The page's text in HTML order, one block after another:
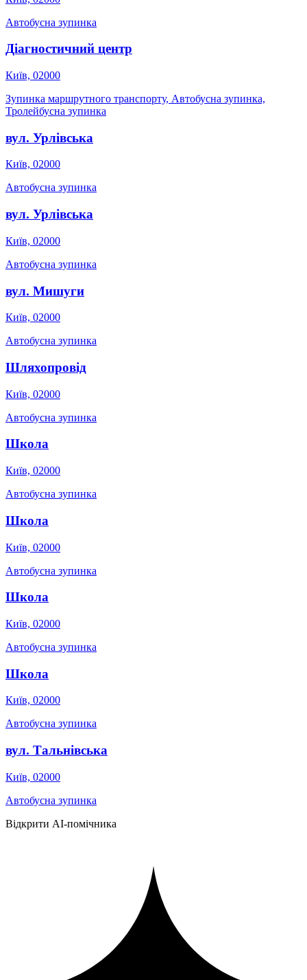
Автобусна зупинка
Діагностичний центр
Київ, 02000
Зупинка маршрутного транспорту, Автобусна зупинка,
Тролейбусна зупинка
вул. Урлівська
Київ, 02000
Автобусна зупинка
вул. Урлівська
Київ, 02000
Автобусна зупинка
вул. Мишуги
Київ, 02000
Автобусна зупинка
Шляхопровід
Київ, 02000
Автобусна зупинка
Школа
Київ, 02000
Автобусна зупинка
Школа
Київ, 02000
Автобусна зупинка
Школа
Київ, 02000
Автобусна зупинка
Школа
Київ, 02000
Автобусна зупинка
вул. Тальнівська
Київ, 02000
Автобусна зупинка
Відкрити AI-помічника